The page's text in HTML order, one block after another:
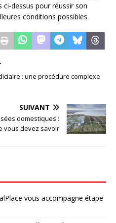
ci-dessus pour réussir son
conditions possibles.
: une procédure complexe
SUIVANT
domestiques :
vous devez savoir
vous accompagne étape